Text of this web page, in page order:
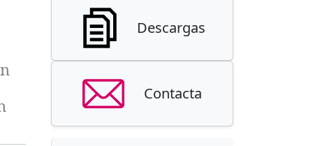
Descargas
Contacta